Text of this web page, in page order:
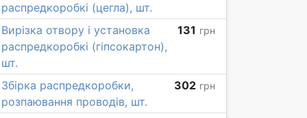
распредкоробкі (цегла), шт.
Вирізка отвору і установка
распредкоробкі (гіпсокартон),
шт.
131 грн
Збірка распредкоробки,
розпаювання проводів, шт.
302 грн